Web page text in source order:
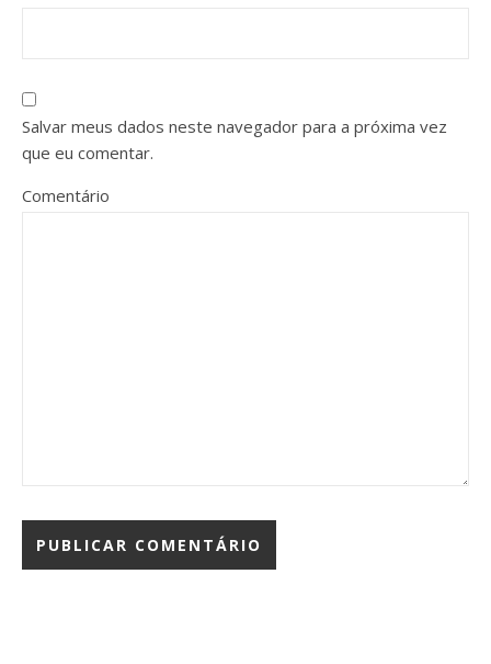
Salvar meus dados neste navegador para a próxima vez
que eu comentar.
Comentário